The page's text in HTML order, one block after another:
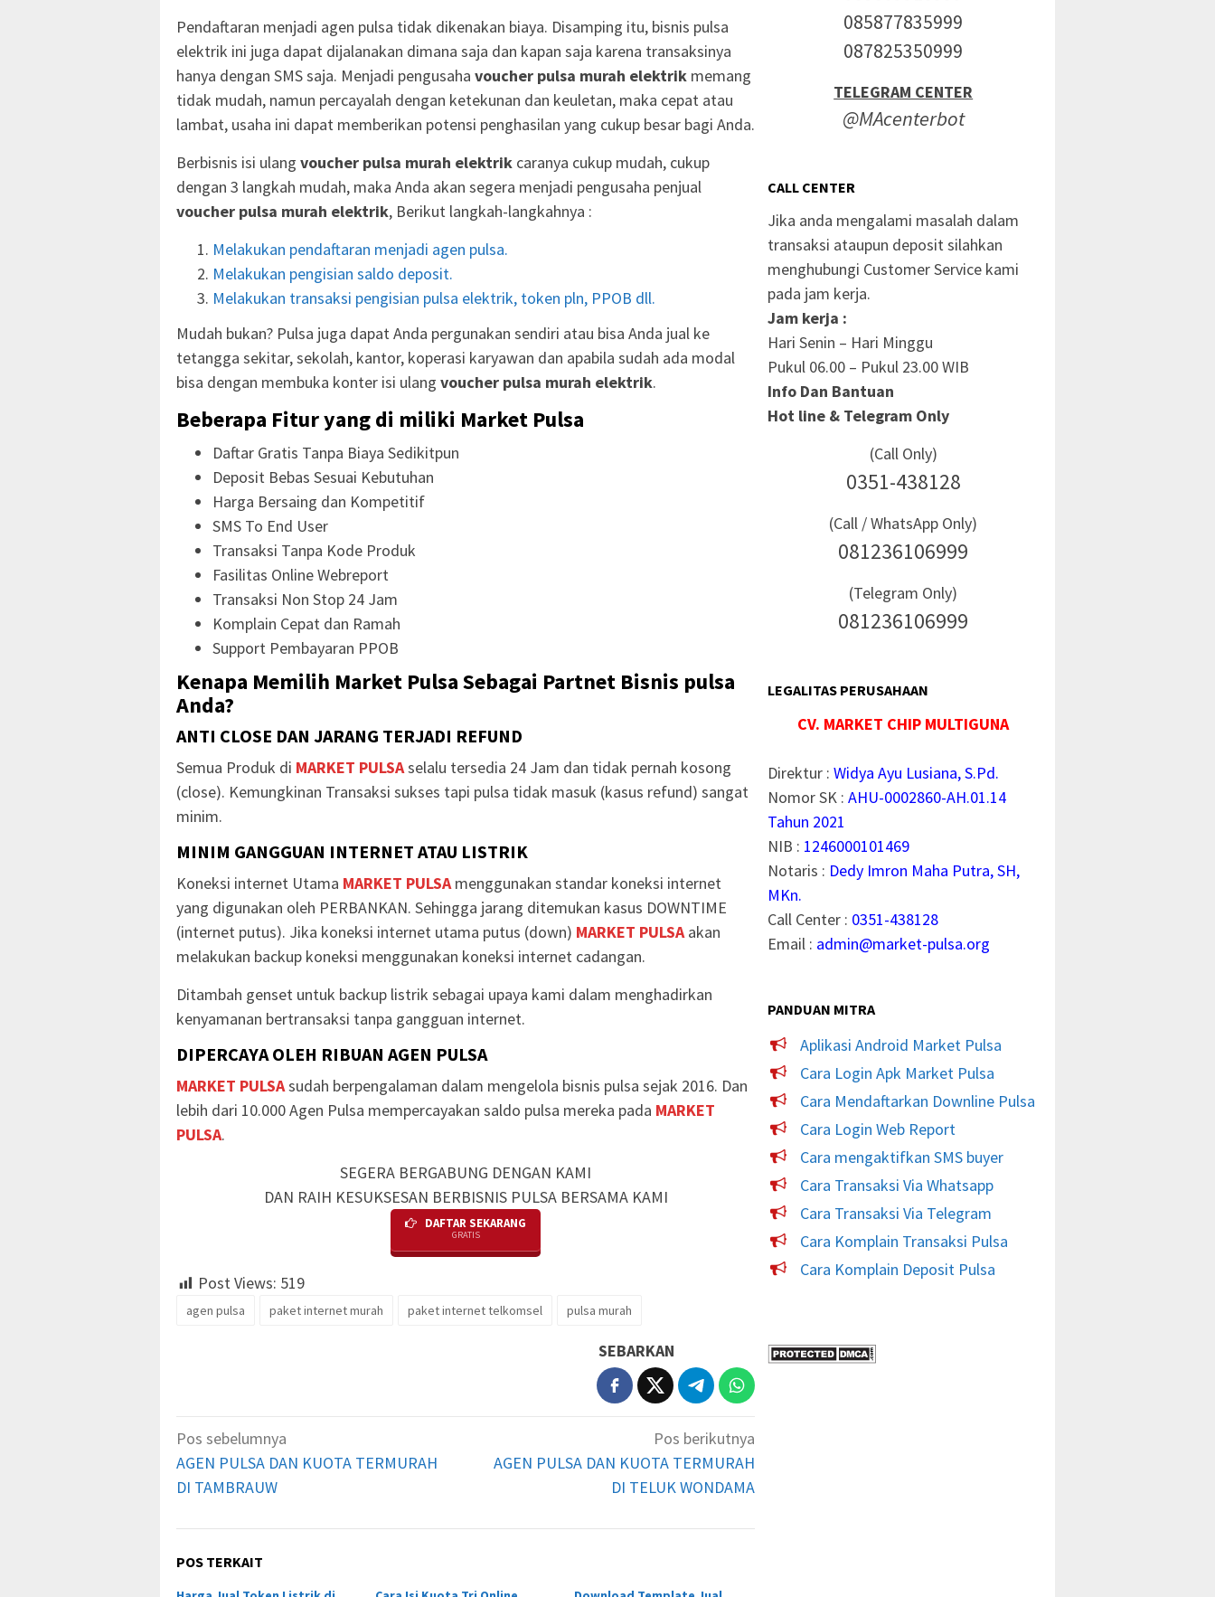
Pendaftaran menjadi agen pulsa tidak dikenakan biaya. Disamping itu, bisnis pulsa
elektrik ini juga dapat dijalanakan dimana saja dan kapan saja karena transaksinya
hanya dengan SMS saja. Menjadi pengusaha voucher pulsa murah elektrik memang
tidak mudah, namun percayalah dengan ketekunan dan keuletan, maka cepat atau
lambat, usaha ini dapat memberikan potensi penghasilan yang cukup besar bagi Anda.
Berbisnis isi ulang voucher pulsa murah elektrik caranya cukup mudah, cukup
dengan 3 langkah mudah, maka Anda akan segera menjadi pengusaha penjual
voucher pulsa murah elektrik, Berikut langkah-langkahnya :
Melakukan pendaftaran menjadi agen pulsa.
Melakukan pengisian saldo deposit.
Melakukan transaksi pengisian pulsa elektrik, token pln, PPOB dll.
Mudah bukan? Pulsa juga dapat Anda pergunakan sendiri atau bisa Anda jual ke
tetangga sekitar, sekolah, kantor, koperasi karyawan dan apabila sudah ada modal
bisa dengan membuka konter isi ulang voucher pulsa murah elektrik.
Beberapa Fitur yang di miliki Market Pulsa
Daftar Gratis Tanpa Biaya Sedikitpun
Deposit Bebas Sesuai Kebutuhan
Harga Bersaing dan Kompetitif
SMS To End User
Transaksi Tanpa Kode Produk
Fasilitas Online Webreport
Transaksi Non Stop 24 Jam
Komplain Cepat dan Ramah
Support Pembayaran PPOB
Kenapa Memilih Market Pulsa Sebagai Partnet Bisnis pulsa
Anda?
ANTI CLOSE DAN JARANG TERJADI REFUND
Semua Produk di MARKET PULSAselalu tersedia 24 Jam dan tidak pernah kosong
(close). Kemungkinan Transaksi sukses tapi pulsa tidak masuk (kasus refund) sangat
minim.
MINIM GANGGUAN INTERNET ATAU LISTRIK
Koneksi internet Utama MARKET PULSAmenggunakan standar koneksi internet
yang digunakan oleh PERBANKAN. Sehingga jarang ditemukan kasus DOWNTIME
(internet putus). Jika koneksi internet utama putus (down) MARKET PULSAakan
melakukan backup koneksi menggunakan koneksi internet cadangan.
Ditambah genset untuk backup listrik sebagai upaya kami dalam menghadirkan
kenyamanan bertransaksi tanpa gangguan internet.
DIPERCAYA OLEH RIBUAN AGEN PULSA
MARKET PULSAsudah berpengalaman dalam mengelola bisnis pulsa sejak 2016. Dan
lebih dari 10.000 Agen Pulsa mempercayakan saldo pulsa mereka pada MARKET
PULSA.
SEGERA BERGABUNG DENGAN KAMI
DAN RAIH KESUKSESAN BERBISNIS PULSA BERSAMA KAMI
DAFTAR SEKARANG
GRATIS
Post Views: 519
agen pulsa paket internet murah paket internet telkomsel pulsa murah
SEBARKAN
Navigasi
pos
Pos sebelumnya
AGEN PULSA DAN KUOTA TERMURAH
DI TAMBRAUW
Pos berikutnya
AGEN PULSA DAN KUOTA TERMURAH
DI TELUK WONDAMA
POS TERKAIT
085877835999
087825350999
TELEGRAM CENTER
@MAcenterbot
CALL CENTER
Jika anda mengalami masalah dalam
transaksi ataupun deposit silahkan
menghubungi Customer Service kami
pada jam kerja.
Jam kerja :
Hari Senin – Hari Minggu
Pukul 06.00 – Pukul 23.00 WIB
Info Dan Bantuan
Hot line & Telegram Only
(Call Only)
0351-438128
(Call / WhatsApp Only)
081236106999
(Telegram Only)
081236106999
LEGALITAS PERUSAHAAN
CV. MARKET CHIP MULTIGUNA
Direktur :Widya Ayu Lusiana, S.Pd.
Nomor SK :AHU-0002860-AH.01.14
Tahun 2021
NIB : 1246000101469
Notaris : Dedy Imron Maha Putra, SH,
MKn.
Call Center : 0351-438128
Email : admin@market-pulsa.org
PANDUAN MITRA
Aplikasi Android Market Pulsa
Cara Login Apk Market Pulsa
Cara Mendaftarkan Downline Pulsa
Cara Login Web Report
Cara mengaktifkan SMS buyer
Cara Transaksi Via Whatsapp
Cara Transaksi Via Telegram
Cara Komplain Transaksi Pulsa
Cara Komplain Deposit Pulsa